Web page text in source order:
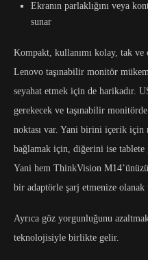
Ekranın parlaklığını veya
sunar
Kompakt, kullanımı kolay, tak ve
Lenovo taşınabilir monitör
seyahat etmek için de harikadır.
gerekecek ve taşınabilir
noktası var. Yani birini içerik için
bağlamak için, diğerini ise
Yani hem ThinkVision
bir adaptörle şarj etmenize olanak
Ayrıca göz yorgunluğunu
teknolojisiyle birlikte gelir.